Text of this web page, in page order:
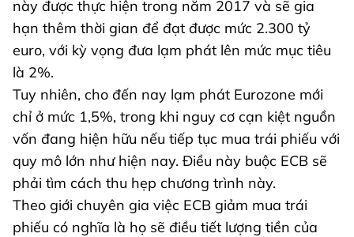
này được thực hiện trong năm 2017 và sẽ gia
hạn thêm thời gian để đạt được mức 2.300 tỷ
euro, với kỳ vọng đưa lạm phát lên mức mục tiêu
là 2%.
Tuy nhiên, cho đến nay lạm phát Eurozone mới
chỉ ở mức 1,5%, trong khi nguy cơ cạn kiệt nguồn
vốn đang hiện hữu nếu tiếp tục mua trái phiếu với
quy mô lớn như hiện nay. Điều này buộc ECB sẽ
phải tìm cách thu hẹp chương trình này.
Theo giới chuyên gia việc ECB giảm mua trái
phiếu có nghĩa là họ sẽ điều tiết lượng tiền của